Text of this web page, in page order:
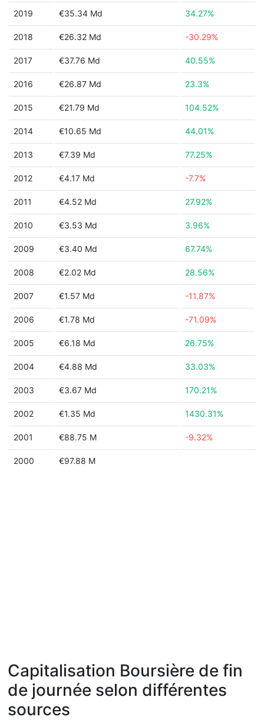
2019 €35.34 Md 34.27%
2018 €26.32 Md -30.29%
2017 €37.76 Md 40.55%
2016 €26.87 Md 23.3%
2015 €21.79 Md 104.52%
2014 €10.65 Md 44.01%
2013 €7.39 Md 77.25%
2012 €4.17 Md -7.7%
2011 €4.52 Md 27.92%
2010 €3.53 Md 3.96%
2009 €3.40 Md 67.74%
2008 €2.02 Md 28.56%
2007 €1.57 Md -11.87%
2006 €1.78 Md -71.09%
2005 €6.18 Md 26.75%
2004 €4.88 Md 33.03%
2003 €3.67 Md 170.21%
2002 €1.35 Md 1430.31%
2001 €88.75 M -9.32%
2000 €97.88 M
Capitalisation Boursière de fin
de journée selon différentes
sources